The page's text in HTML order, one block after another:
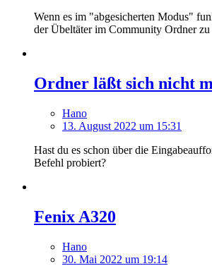
Wenn es im "abgesicherten Modus"
der Übeltäter im Community Ordner zu
Ordner läßt sich nicht
Hano
13. August 2022 um 15:31
Hast du es schon über die
Befehl probiert?
Fenix A320
Hano
30. Mai 2022 um 19:14